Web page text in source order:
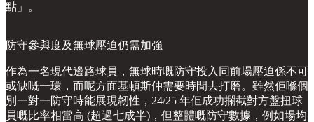
點」。
防守參與度及無球壓迫仍需加強
作為一名現代邊路球員，無球時嘅防守投入同前場壓迫係不可
或缺嘅一環，而呢方面基頓斯仲需要時間去打磨。雖然佢喺個
別一對一防守時能展現韌性，24/25 年佢成功攔截對方盤扭球
員嘅比率相當高 (超過七成半)，但整體嘅防守數據，例如場均